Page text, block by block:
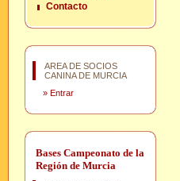
Contacto
AREA DE SOCIOS
CANINA DE MURCIA
» Entrar
Bases Campeonato de la
Región de Murcia